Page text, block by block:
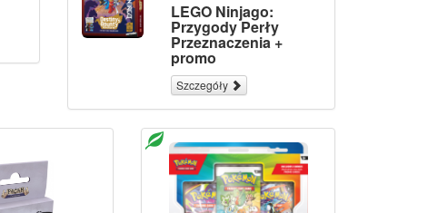
LEGO Ninjago:
Przygody Perły
Przeznaczenia +
promo
Szczegóły